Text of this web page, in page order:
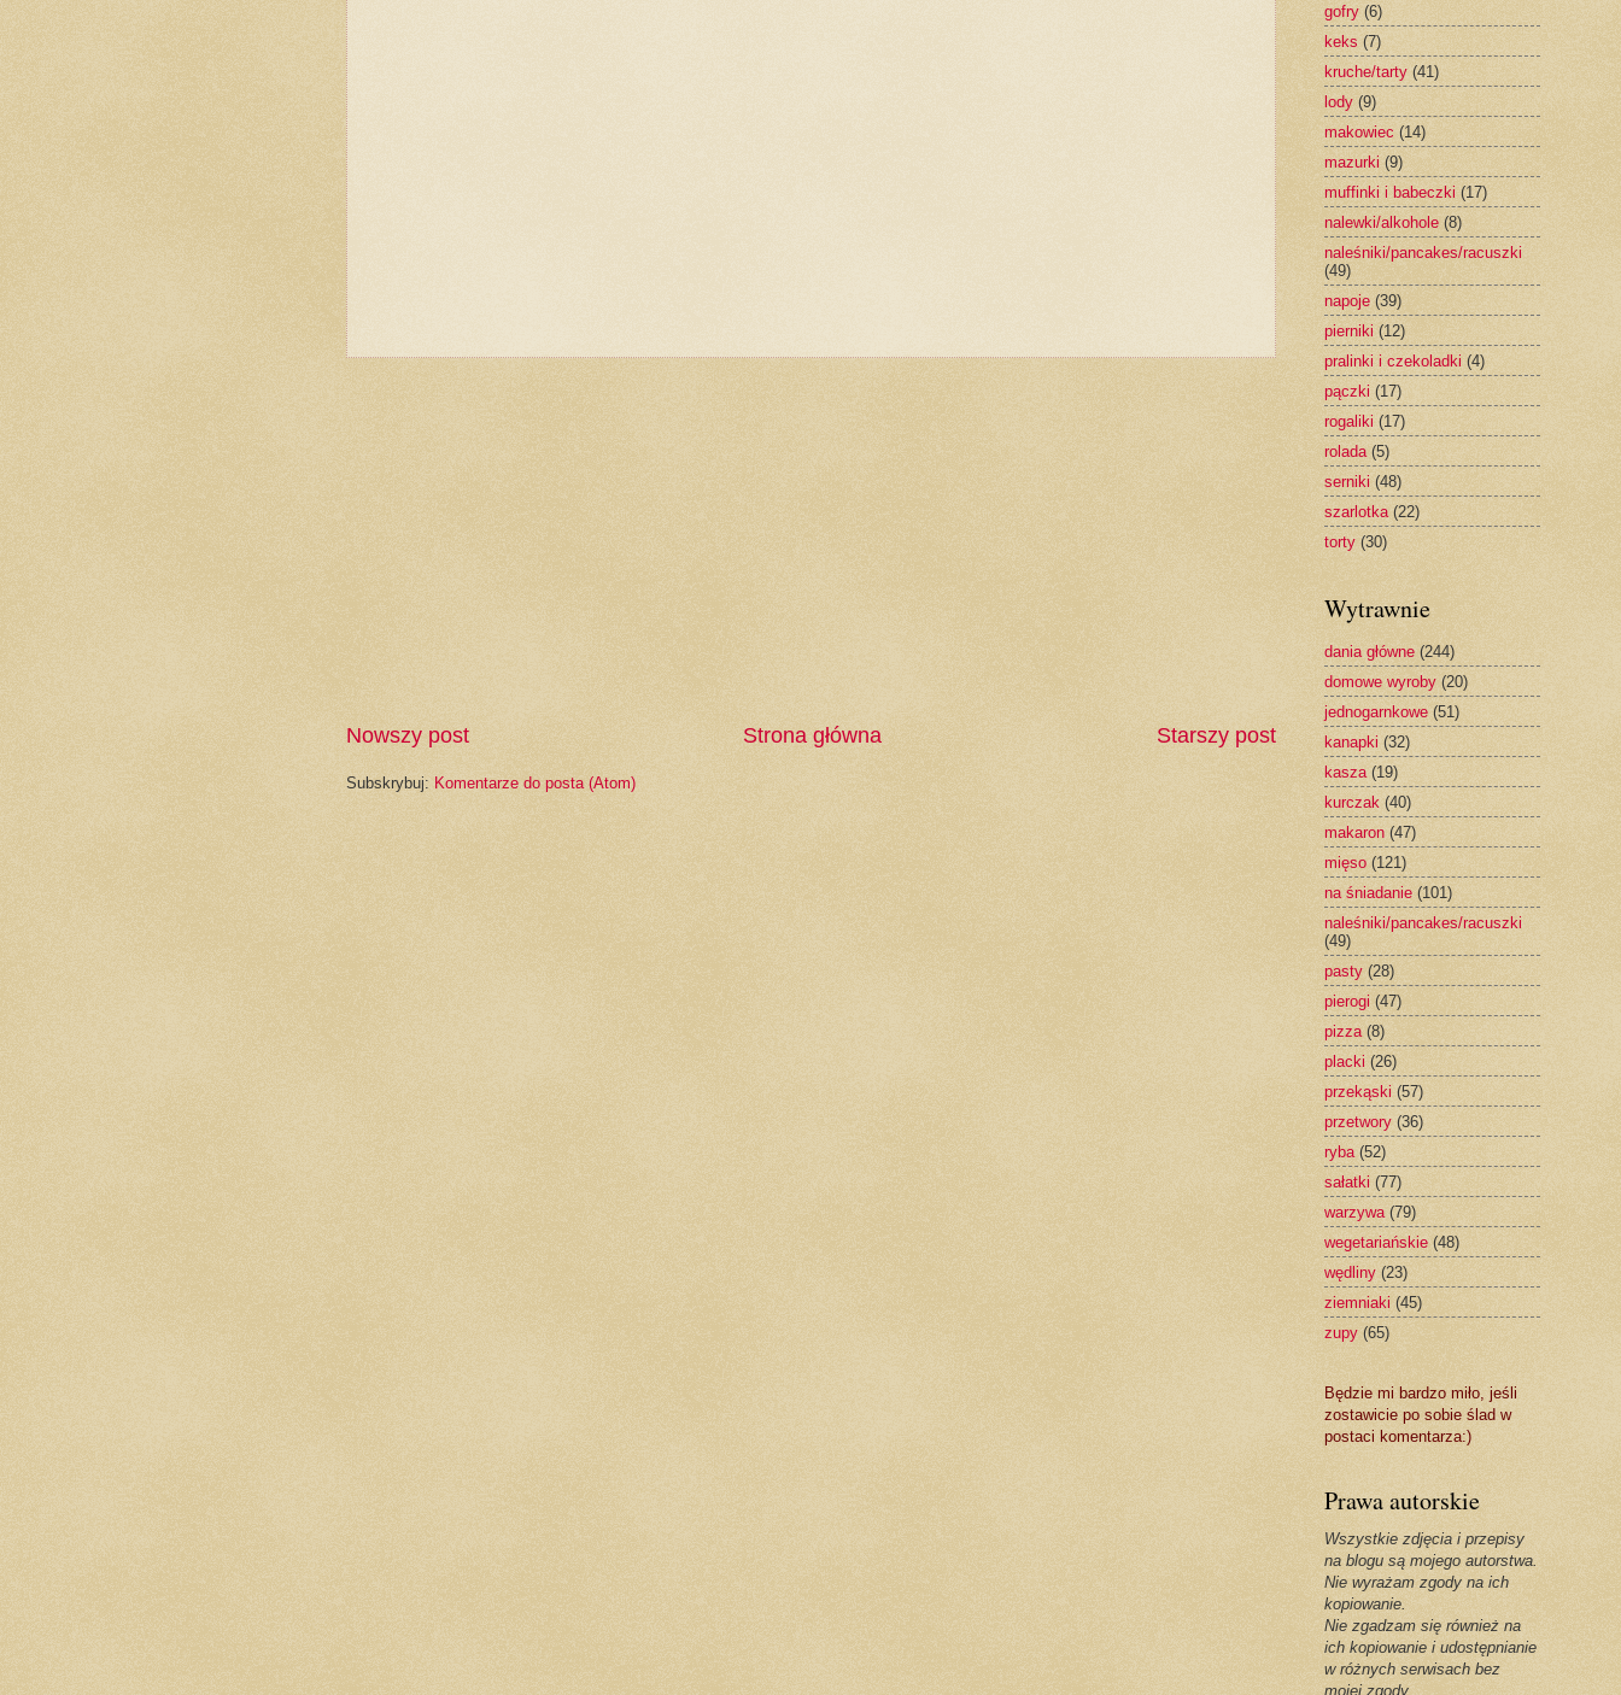
Nowszy post Starszy post
Strona główna
Subskrybuj: Komentarze do posta (Atom)
gofry (6)
keks (7)
kruche/tarty (41)
lody (9)
makowiec (14)
mazurki (9)
muffinki i babeczki (17)
nalewki/alkohole (8)
naleśniki/pancakes/racuszki
(49)
napoje (39)
pierniki (12)
pralinki i czekoladki (4)
pączki (17)
rogaliki (17)
rolada (5)
serniki (48)
szarlotka (22)
torty (30)
Wytrawnie
dania główne (244)
domowe wyroby (20)
jednogarnkowe (51)
kanapki (32)
kasza (19)
kurczak (40)
makaron (47)
mięso (121)
na śniadanie (101)
naleśniki/pancakes/racuszki
(49)
pasty (28)
pierogi (47)
pizza (8)
placki (26)
przekąski (57)
przetwory (36)
ryba (52)
sałatki (77)
warzywa (79)
wegetariańskie (48)
wędliny (23)
ziemniaki (45)
zupy (65)
Będzie mi bardzo miło, jeśli
zostawicie po sobie ślad w
postaci komentarza:)
Prawa autorskie
Wszystkie zdjęcia i przepisy
na blogu są mojego autorstwa.
Nie wyrażam zgody na ich
kopiowanie.
Nie zgadzam się również na
ich kopiowanie i udostępnianie
w różnych serwisach bez
mojej zgody.